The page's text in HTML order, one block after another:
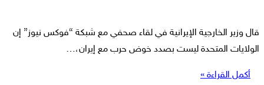
قال وزير الخارجية الإيرانية في لقاء صحفي مع شبكة “فوكس نيوز” إن
الولايات المتحدة ليست بصدد خوض حرب مع إيران،…
أكمل القراءة »